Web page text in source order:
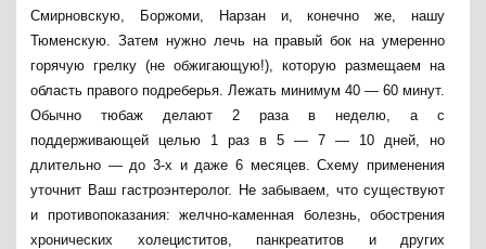
Смирновскую, Боржоми, Нарзан и, конечно же, нашу
Тюменскую. Затем нужно лечь на правый бок на умеренно
горячую грелку (не обжигающую!), которую размещаем на
область правого подреберья. Лежать минимум 40 — 60 минут.
Обычно тюбаж делают 2 раза в неделю, а с
поддерживающей целью 1 раз в 5 — 7 — 10 дней, но
длительно — до 3-х и даже 6 месяцев. Схему применения
уточнит Ваш гастроэнтеролог. Не забываем, что существуют
и противопоказания: желчно-каменная болезнь, обострения
хронических холециститов, панкреатитов и других